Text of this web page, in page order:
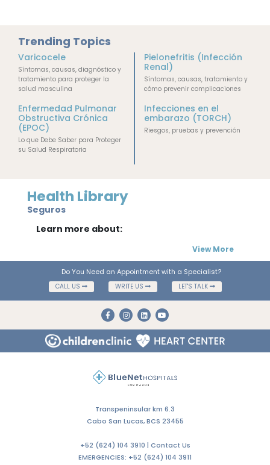
Trending Topics
Varicocele
Síntomas, causas, diagnóstico y
tratamiento para proteger la
salud masculina
Pielonefritis (Infección
Renal)
Síntomas, causas, tratamiento y
cómo prevenir complicaciones
Enfermedad Pulmonar
Obstructiva Crónica
(EPOC)
Lo que Debe Saber para Proteger
su Salud Respiratoria
Infecciones en el
embarazo (TORCH)
Riesgos, pruebas y prevención
Health Library
Seguros
Learn more about:
View More
Do You Need an Appointment with a Specialist?
CALL US WRITE US LET'S TALK
Transpeninsular km 6.3
Cabo San Lucas, BCS 23455
+52 (624) 104 3910 | Contact Us
EMERGENCIES: +52 (624) 104 3911